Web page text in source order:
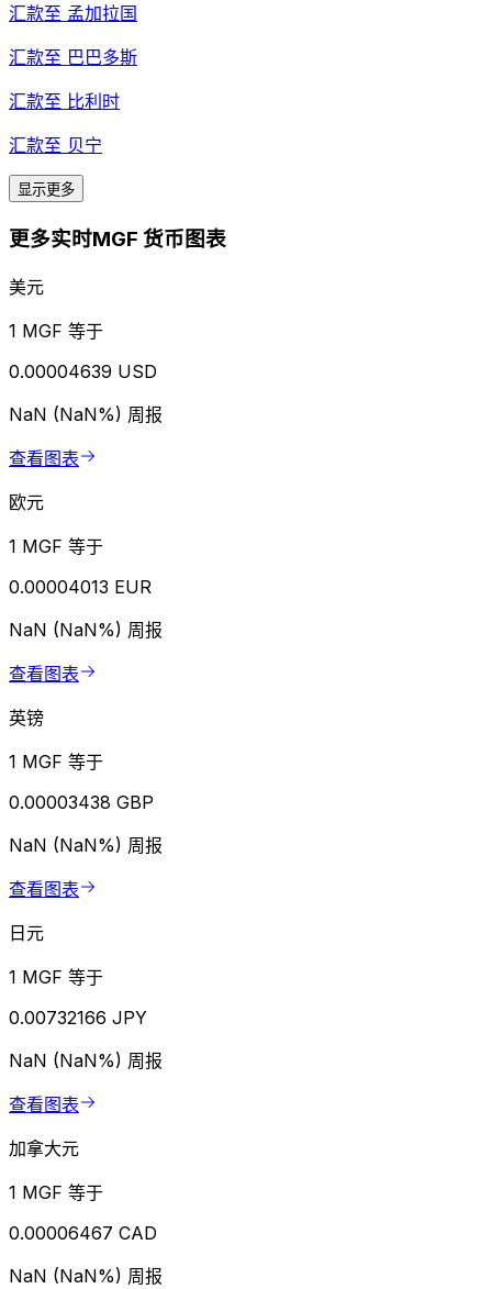
汇款至 孟加拉国
汇款至 巴巴多斯
汇款至 比利时
汇款至 贝宁
显示更多
更多实时MGF 货币图表
美元
1 MGF 等于
0.00004639 USD
NaN (NaN%) 周报
查看图表
欧元
1 MGF 等于
0.00004013 EUR
NaN (NaN%) 周报
查看图表
英镑
1 MGF 等于
0.00003438 GBP
NaN (NaN%) 周报
查看图表
日元
1 MGF 等于
0.00732166 JPY
NaN (NaN%) 周报
查看图表
加拿大元
1 MGF 等于
0.00006467 CAD
NaN (NaN%) 周报